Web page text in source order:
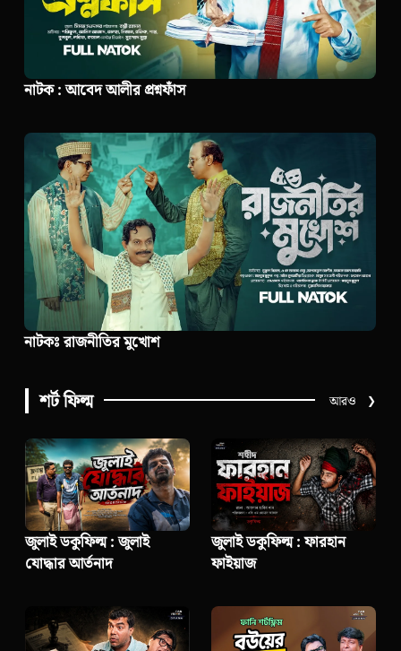
নাটক : আবেদ আলীর প্রশ্নফাঁস
নাটকঃ রাজনীতির মুখোশ
শর্ট ফিল্ম আরও ❯
জুলাই ডকুফিল্ম : জুলাই
যোদ্ধার আর্তনাদ
জুলাই ডকুফিল্ম : ফারহান
ফাইয়াজ